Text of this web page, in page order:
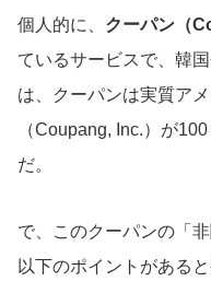
個人的に、 クーパン（
ているサービスで、韓
は、クーパンは実質ア
（Coupang, Inc.）が
だ。
で、このクーパンの「
以下のポイントがあると